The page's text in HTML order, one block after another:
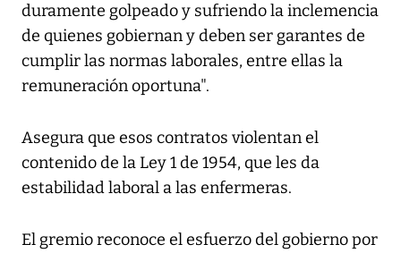
duramente golpeado y sufriendo la inclemencia
de quienes gobiernan y deben ser garantes de
cumplir las normas laborales, entre ellas la
remuneración oportuna".
Asegura que esos contratos violentan el
contenido de la Ley 1 de 1954, que les da
estabilidad laboral a las enfermeras.
El gremio reconoce el esfuerzo del gobierno por